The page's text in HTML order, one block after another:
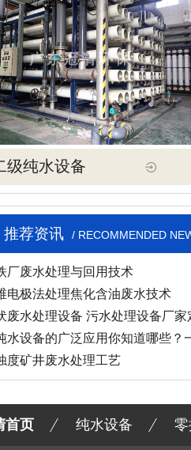
级纯水设备
推荐资讯 / RECOMMENDED
厂废水处理与回用技术
电极法处理焦化含油废水技术
废水处理设备 污水处理设备厂家
水设备的广泛应用你知道哪些？
度矿井废水处理工艺
首页 纯水设备